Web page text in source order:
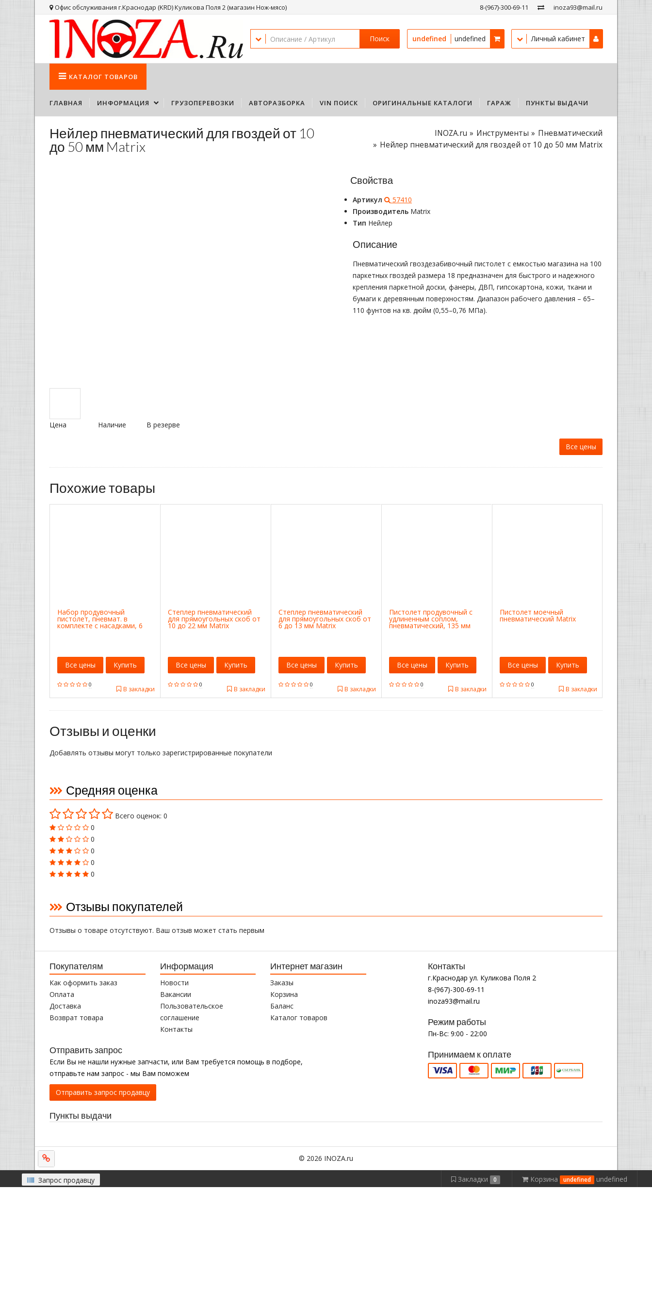
Офис обслуживания г.Краснодар (KRD) Куликова Поля 2 (магазин Нож-мясо) 8-(967)-300-69-11 inoza93@mail.ru
Поиск undefined undefined Личный кабинет
КАТАЛОГ ТОВАРОВ
ГЛАВНАЯ ИНФОРМАЦИЯ ГРУЗОПЕРЕВОЗКИ АВТОРАЗБОРКА VIN ПОИСК ОРИГИНАЛЬНЫЕ КАТАЛОГИ ГАРАЖ ПУНКТЫ ВЫДАЧИ
Нейлер пневматический для гвоздей от 10
до 50 мм Matrix
INOZA.ru Инструменты
Пневматический
Нейлер пневматический для гвоздей от 10 до 50 мм Matrix
Свойства
Артикул
57410
Производитель Matrix
Тип Нейлер
Описание
Пневматический гвоздезабивочный пистолет с емкостью магазина на 100
паркетных гвоздей размера 18 предназначен для быстрого и надежного
крепления паркетной доски, фанеры, ДВП, гипсокартона, кожи, ткани и
бумаги к деревянным поверхностям. Диапазон рабочего давления – 65–
110 фунтов на кв. дюйм (0,55–0,76 МПа).
Цена Наличие В резерве
Все цены
Похожие товары
Набор продувочный
пистолет, пневмат. в
комплекте с насадками, 6
0
В закладки
Все цены Купить
Степлер пневматический
для прямоугольных скоб от
10 до 22 мм Matrix
0
В закладки
Все цены Купить
Степлер пневматический
для прямоугольных скоб от
6 до 13 мм Matrix
0
В закладки
Все цены Купить
Пистолет продувочный с
удлиненным соплом,
пневматический, 135 мм
0
В закладки
Все цены Купить
Пистолет моечный
пневматический Matrix
0
В закладки
Все цены Купить
Отзывы и оценки
Добавлять отзывы могут только зарегистрированные покупатели
Средняя оценка
Всего оценок: 0
0
0
0
0
0
Отзывы покупателей
Отзывы о товаре отсутствуют. Ваш отзыв может стать первым
Покупателям
Как оформить заказ
Оплата
Доставка
Возврат товара
Информация
Новости
Вакансии
Пользовательское
соглашение
Контакты
Интернет магазин
Заказы
Корзина
Баланс
Каталог товаров
Отправить запрос
Если Вы не нашли нужные запчасти, или Вам требуется помощь в подборе,
отправьте нам запрос - мы Вам поможем
Отправить запрос продавцу
Контакты
г.Краснодар ул. Куликова Поля 2
8-(967)-300-69-11
inoza93@mail.ru
Режим работы
Пн-Вс: 9:00 - 22:00
Принимаем к оплате
Пункты выдачи
© 2026 INOZA.ru
Запрос продавцу Закладки 0 Корзина undefined undefined